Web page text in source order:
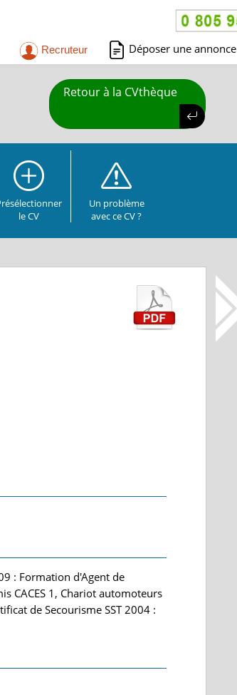
Recruteur Déposer une annonce
Retour à la CVthèque
le CV
Un problème
avec ce CV ?
: Formation d'Agent de
CACES 1, Chariot automoteurs
de Secourisme SST 2004 :